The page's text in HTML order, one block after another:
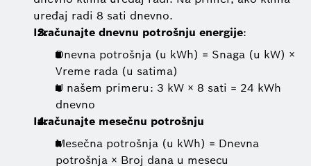
uređaj radi 8 sati dnevno.
Izračunajte dnevnu potrošnju energije:
Dnevna potrošnja (u kWh) = Snaga (u kW) ×
Vreme rada (u satima)
U našem primeru: 3 kW × 8 sati = 24 kWh
dnevno
Izračunajte mesečnu potrošnju
Mesečna potrošnja (u kWh) = Dnevna
potrošnja × Broj dana u mesecu